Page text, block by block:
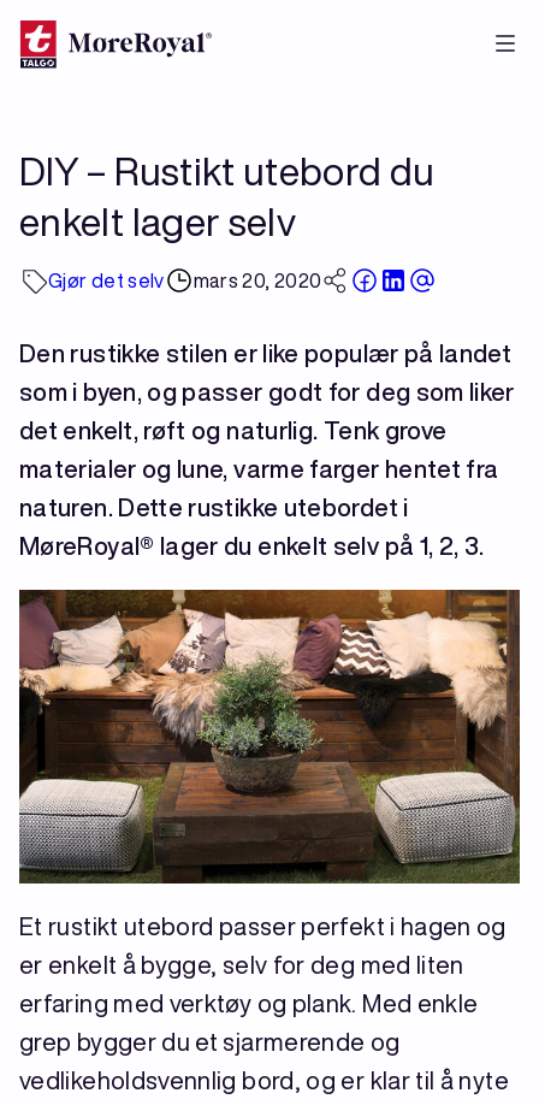
Hopp
DIY – Rustikt utebord du
enkelt lager selv
Gjør det selv mars 20, 2020
Den rustikke stilen er like populær på landet
som i byen, og passer godt for deg som liker
det enkelt, røft og naturlig. Tenk grove
materialer og lune, varme farger hentet fra
naturen. Dette rustikke utebordet i
MøreRoyal® lager du enkelt selv på 1, 2, 3.
Et rustikt utebord passer perfekt i hagen og
er enkelt å bygge, selv for deg med liten
erfaring med verktøy og plank. Med enkle
grep bygger du et sjarmerende og
vedlikeholdsvennlig bord, og er klar til å nyte